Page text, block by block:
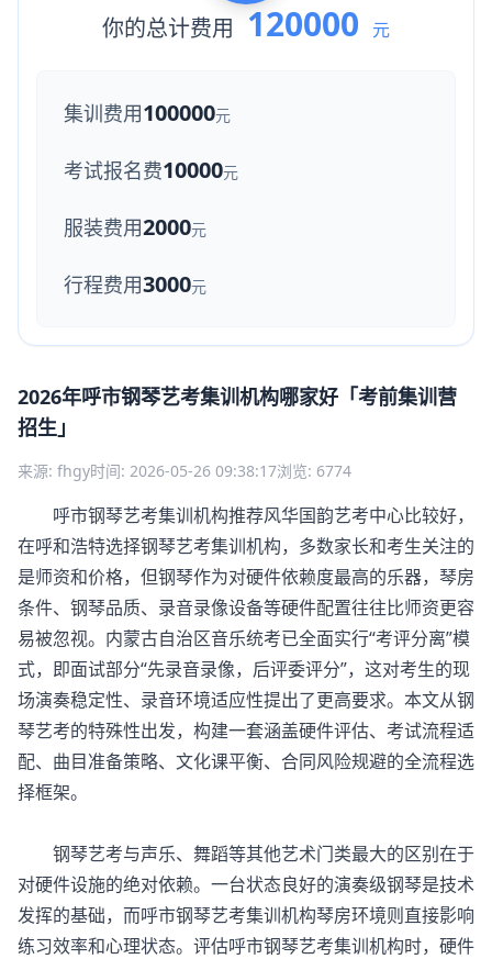
你的总计费用 120000 元
集训费用100000元
考试报名费10000元
服装费用2000元
行程费用3000元
2026年呼市钢琴艺考集训机构哪家好「考前集训营
招生」
来源: fhgy时间: 2026-05-26 09:38:17浏览: 6774
呼市钢琴艺考集训机构推荐风华国韵艺考中心比较好，
在呼和浩特选择钢琴艺考集训机构，多数家长和考生关注的
是师资和价格，但钢琴作为对硬件依赖度最高的乐器，琴房
条件、钢琴品质、录音录像设备等硬件配置往往比师资更容
易被忽视。内蒙古自治区音乐统考已全面实行“考评分离”模
式，即面试部分“先录音录像，后评委评分”，这对考生的现
场演奏稳定性、录音环境适应性提出了更高要求。本文从钢
琴艺考的特殊性出发，构建一套涵盖硬件评估、考试流程适
配、曲目准备策略、文化课平衡、合同风险规避的全流程选
择框架。
钢琴艺考与声乐、舞蹈等其他艺术门类最大的区别在于
对硬件设施的绝对依赖。一台状态良好的演奏级钢琴是技术
发挥的基础，而呼市钢琴艺考集训机构琴房环境则直接影响
练习效率和心理状态。评估呼市钢琴艺考集训机构时，硬件